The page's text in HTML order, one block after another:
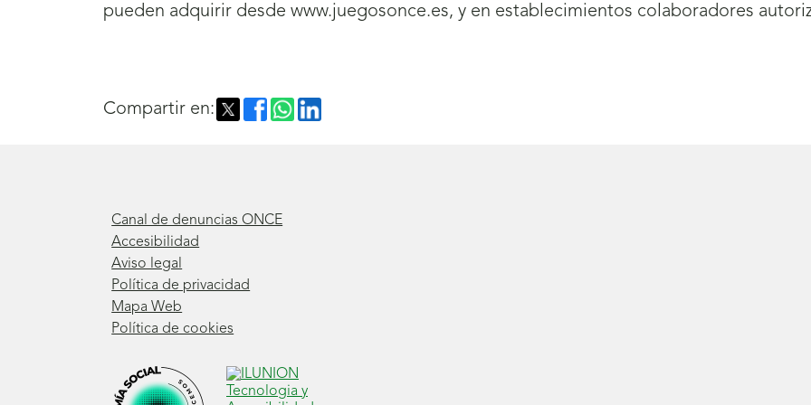
pueden adquirir desde www.juegosonce.es, y en establecimientos colaboradores
Compartir en:
Canal de denuncias ONCE
Accesibilidad
Aviso legal
Política de privacidad
Mapa Web
Política de cookies